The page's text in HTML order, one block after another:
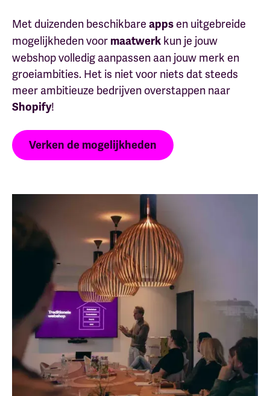
Met duizenden beschikbare apps en uitgebreide
mogelijkheden voor maatwerk kun je jouw
webshop volledig aanpassen aan jouw merk en
groeiambities. Het is niet voor niets dat steeds
meer ambitieuze bedrijven overstappen naar
Shopify!
Verken de mogelijkheden